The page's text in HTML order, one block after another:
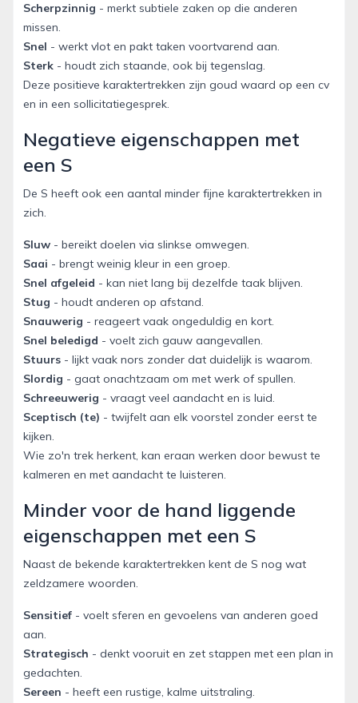
Scherpzinnig - merkt subtiele zaken op die anderen
missen.
Snel - werkt vlot en pakt taken voortvarend aan.
Sterk - houdt zich staande, ook bij tegenslag.
Deze positieve karaktertrekken zijn goud waard op een cv
en in een sollicitatiegesprek.
Negatieve eigenschappen met
een S
De S heeft ook een aantal minder fijne karaktertrekken in
zich.
Sluw - bereikt doelen via slinkse omwegen.
Saai - brengt weinig kleur in een groep.
Snel afgeleid - kan niet lang bij dezelfde taak blijven.
Stug - houdt anderen op afstand.
Snauwerig - reageert vaak ongeduldig en kort.
Snel beledigd - voelt zich gauw aangevallen.
Stuurs - lijkt vaak nors zonder dat duidelijk is waarom.
Slordig - gaat onachtzaam om met werk of spullen.
Schreeuwerig - vraagt veel aandacht en is luid.
Sceptisch (te) - twijfelt aan elk voorstel zonder eerst te
kijken.
Wie zo'n trek herkent, kan eraan werken door bewust te
kalmeren en met aandacht te luisteren.
Minder voor de hand liggende
eigenschappen met een S
Naast de bekende karaktertrekken kent de S nog wat
zeldzamere woorden.
Sensitief - voelt sferen en gevoelens van anderen goed
aan.
Strategisch - denkt vooruit en zet stappen met een plan in
gedachten.
Sereen - heeft een rustige, kalme uitstraling.